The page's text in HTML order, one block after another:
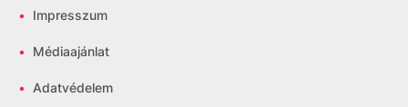
• Impresszum
• Médiaajánlat
• Adatvédelem